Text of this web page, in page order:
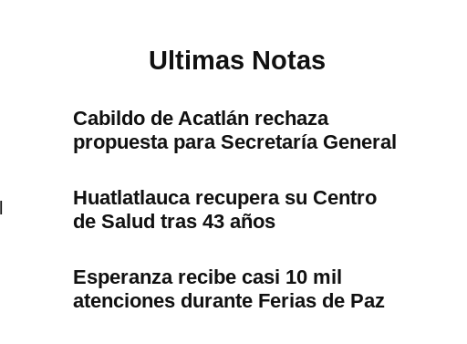
Ultimas Notas
Cabildo de Acatlán rechaza
propuesta para Secretaría General
Huatlatlauca recupera su Centro
de Salud tras 43 años
Esperanza recibe casi 10 mil
atenciones durante Ferias de Paz